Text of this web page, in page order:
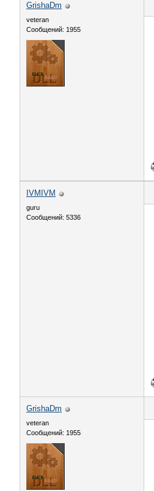
GrishaDm
veteran
Сообщений: 1955
IVMIVM
guru
Сообщений: 5336
GrishaDm
veteran
Сообщений: 1955